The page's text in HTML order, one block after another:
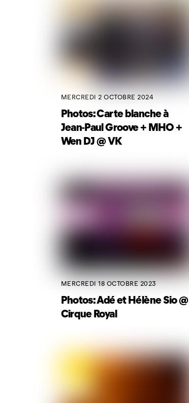
MERCREDI 2 OCTOBRE 2024
Photos: Carte blanche à
Jean-Paul Groove + MHO +
Wen DJ @ VK
MERCREDI 18 OCTOBRE 2023
Photos: Adé et Hélène Sio @
Cirque Royal